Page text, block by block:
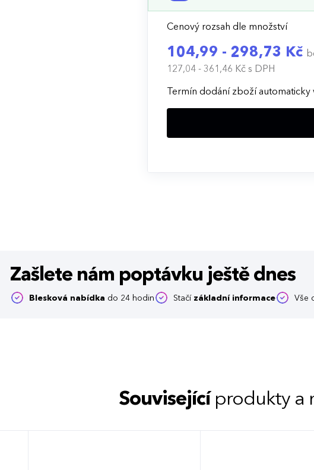
Cenový rozsah dle množství
104,99 - 298,73 Kč
127,04 - 361,46 Kčs DPH
Termín dodání zboží
Zašlete nám poptávku ještě dnes
Blesková nabídka do 24 hodin Stačí základní informace Vše
Související produkty a